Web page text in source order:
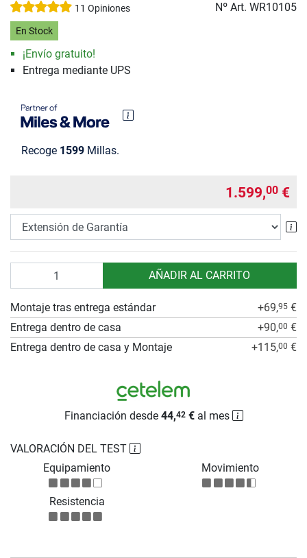
11 Opiniones Nº Art. WR10105
En Stock
¡Envío gratuito!
Entrega mediante UPS
Recoge 1599 Millas.
1.599,00 €
AÑADIR AL CARRITO
VALORACIÓN DEL TEST
Equipamiento
Movimiento
Resistencia
Montaje tras entrega estándar +69,95 €
Entrega dentro de casa
+90,00 €
Entrega dentro de casa y Montaje
+115,00 €
Financiación desde 44,42€al mes